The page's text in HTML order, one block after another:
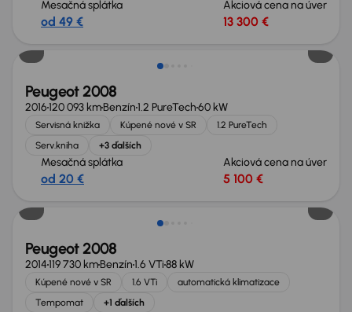
Mesačná splátka
od 49 €
Akciová cena na úver
13 300 €
Peugeot 2008
2016120 093 kmBenzín1.2 PureTech60 kW
Servisná knižka Kúpené nové v SR
1.2 PureTech
Serv.kniha
+3 ďalších
Mesačná splátka
od 20 €
Akciová cena na úver
5 100 €
Peugeot 2008
2014119 730 kmBenzín1.6 VTi88 kW
Kúpené nové v SR 1.6 VTi
automatická klimatizace
Tempomat
+1 ďalších